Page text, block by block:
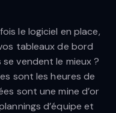
le logiciel en place,
tableaux de bord
vendent le mieux ?
sont les heures de
sont une mine d’or
d’équipe et